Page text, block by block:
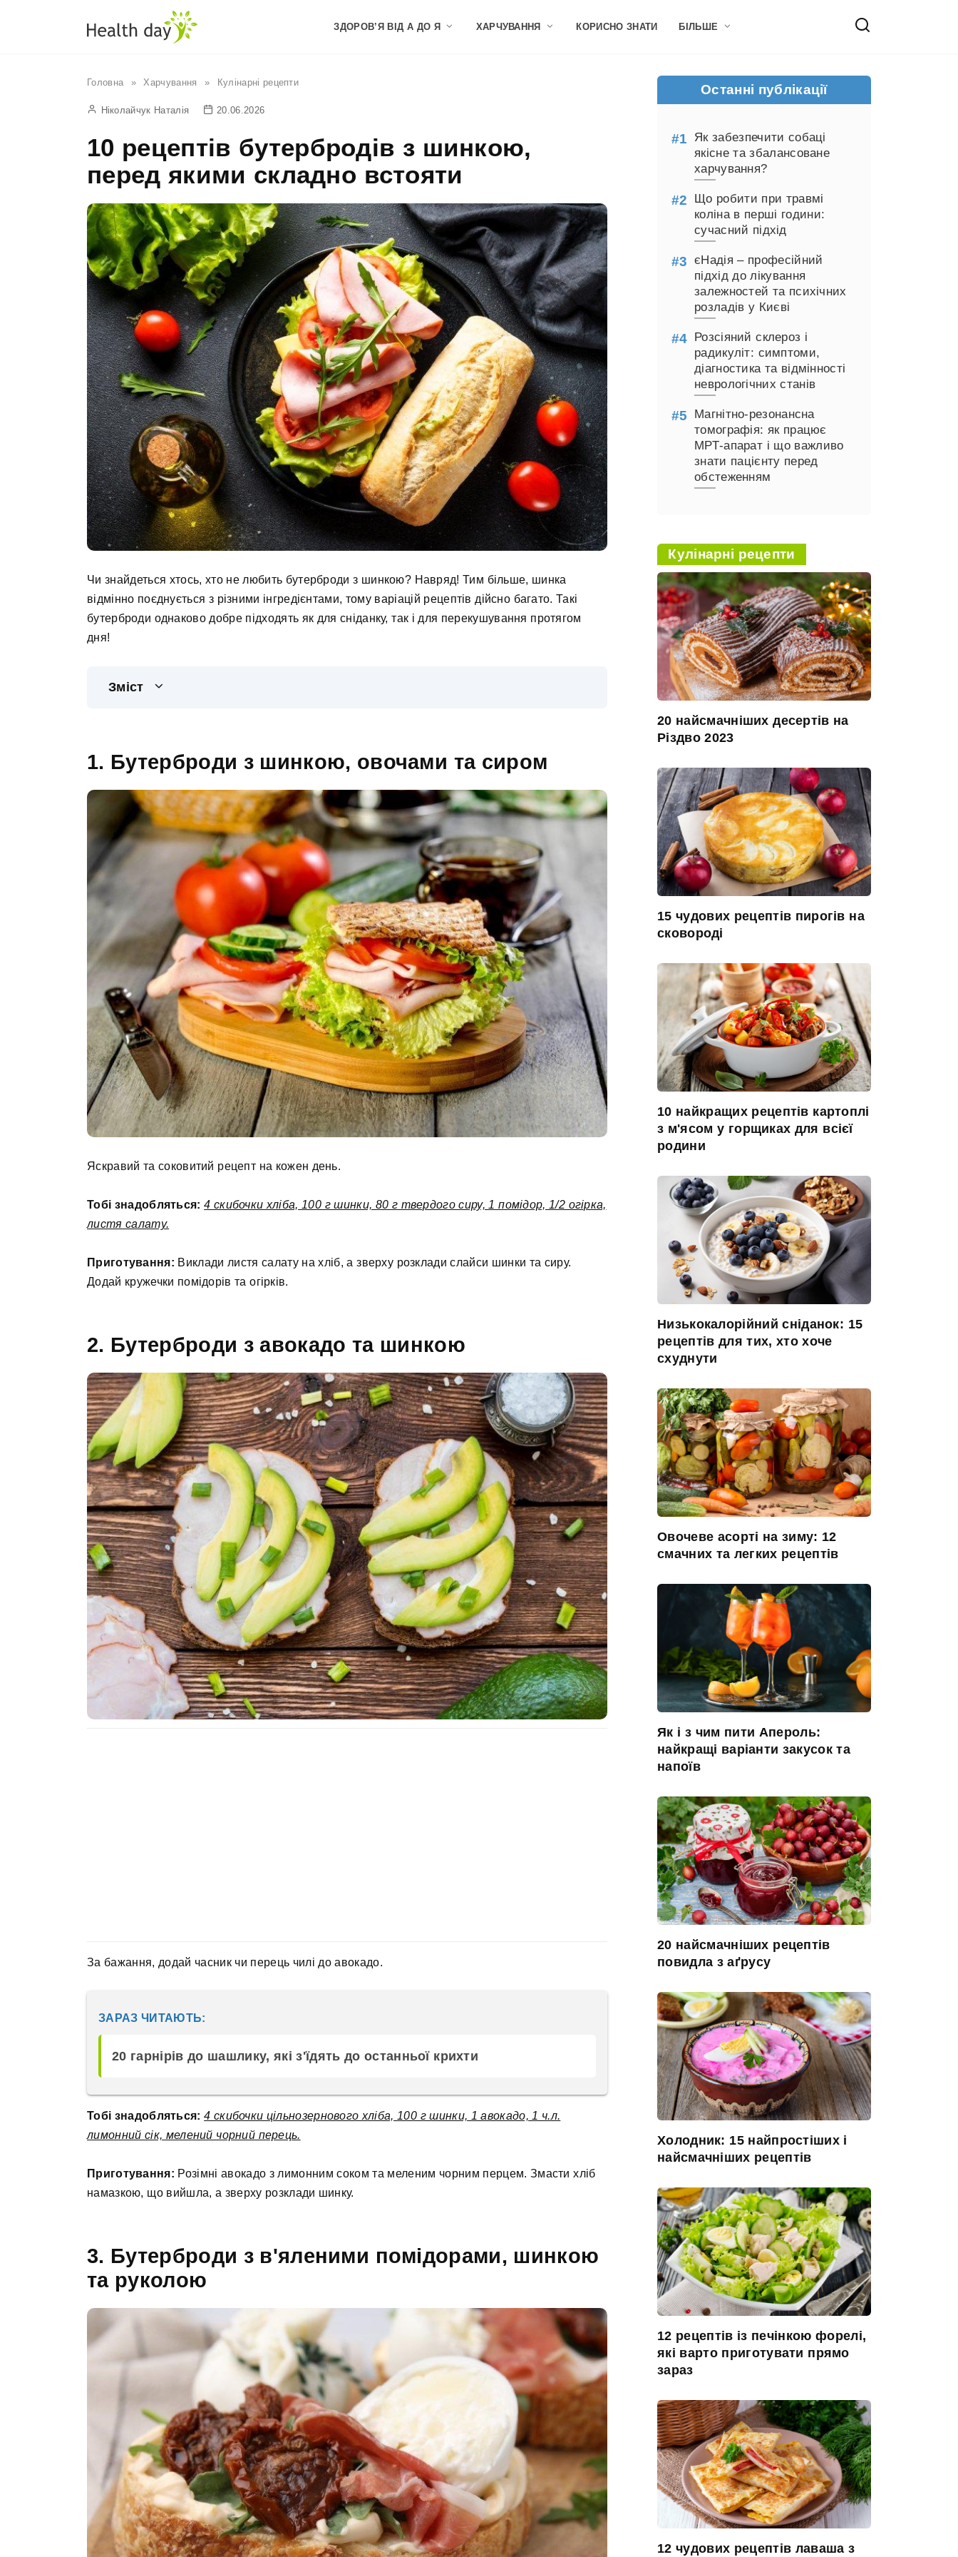
ЗДОРОВ’Я ВІД А ДО Я ХАРЧУВАННЯ КОРИСНО ЗНАТИ БІЛЬШЕ
Головна » Харчування » Кулінарні рецепти
Ніколайчук Наталія 20.06.2026
10 рецептів бутербродів з шинкою,
перед якими складно встояти
Чи знайдеться хтось, хто не любить бутерброди з шинкою? Навряд! Тим більше, шинка
відмінно поєднується з різними інгредієнтами, тому варіацій рецептів дійсно багато. Такі
бутерброди однаково добре підходять як для сніданку, так і для перекушування протягом
дня!
Зміст
1. Бутерброди з шинкою, овочами та сиром
Яскравий та соковитий рецепт на кожен день.
Тобі знадобляться: 4 скибочки хліба, 100 г шинки, 80 г твердого сиру, 1 помідор, 1/2 огірка,
листя салату.
Приготування: Виклади листя салату на хліб, а зверху розклади слайси шинки та сиру.
Додай кружечки помідорів та огірків.
2. Бутерброди з авокадо та шинкою
За бажання, додай часник чи перець чилі до авокадо.
ЗАРАЗ ЧИТАЮТЬ:
20 гарнірів до шашлику, які з'їдять до останньої крихти
Тобі знадобляться: 4 скибочки цільнозернового хліба, 100 г шинки, 1 авокадо, 1 ч.л.
лимонний сік, мелений чорний перець.
Приготування: Розімні авокадо з лимонним соком та меленим чорним перцем. Змасти хліб
намазкою, що вийшла, а зверху розклади шинку.
3. Бутерброди з в'яленими помідорами, шинкою
та руколою
Останні публікації
Як забезпечити собаці
якісне та збалансоване
харчування?
Що робити при травмі
коліна в перші години:
сучасний підхід
єНадія – професійний
підхід до лікування
залежностей та психічних
розладів у Києві
Розсіяний склероз і
радикуліт: симптоми,
діагностика та відмінності
неврологічних станів
Магнітно-резонансна
томографія: як працює
МРТ-апарат і що важливо
знати пацієнту перед
обстеженням
Кулінарні рецепти
20 найсмачніших десертів на
Різдво 2023
15 чудових рецептів пирогів на
сковороді
10 найкращих рецептів картоплі
з м'ясом у горщиках для всієї
родини
Низькокалорійний сніданок: 15
рецептів для тих, хто хоче
схуднути
Овочеве асорті на зиму: 12
смачних та легких рецептів
Як і з чим пити Апероль:
найкращі варіанти закусок та
напоїв
20 найсмачніших рецептів
повидла з аґрусу
Холодник: 15 найпростіших і
найсмачніших рецептів
12 рецептів із печінкою форелі,
які варто приготувати прямо
зараз
12 чудових рецептів лаваша з